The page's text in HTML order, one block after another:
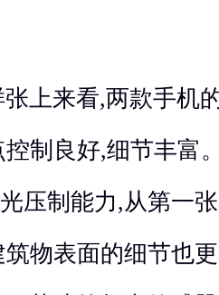
上来看,两款手机
制良好,细节丰富
压制能力,从第一
物表面的细节也